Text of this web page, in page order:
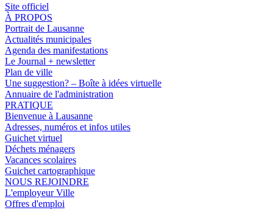
Site officiel
À PROPOS
Portrait de Lausanne
Actualités municipales
Agenda des manifestations
Le Journal + newsletter
Plan de ville
Une suggestion? – Boîte à idées virtuelle
Annuaire de l'administration
PRATIQUE
Bienvenue à Lausanne
Adresses, numéros et infos utiles
Guichet virtuel
Déchets ménagers
Vacances scolaires
Guichet cartographique
NOUS REJOINDRE
L'employeur Ville
Offres d'emploi